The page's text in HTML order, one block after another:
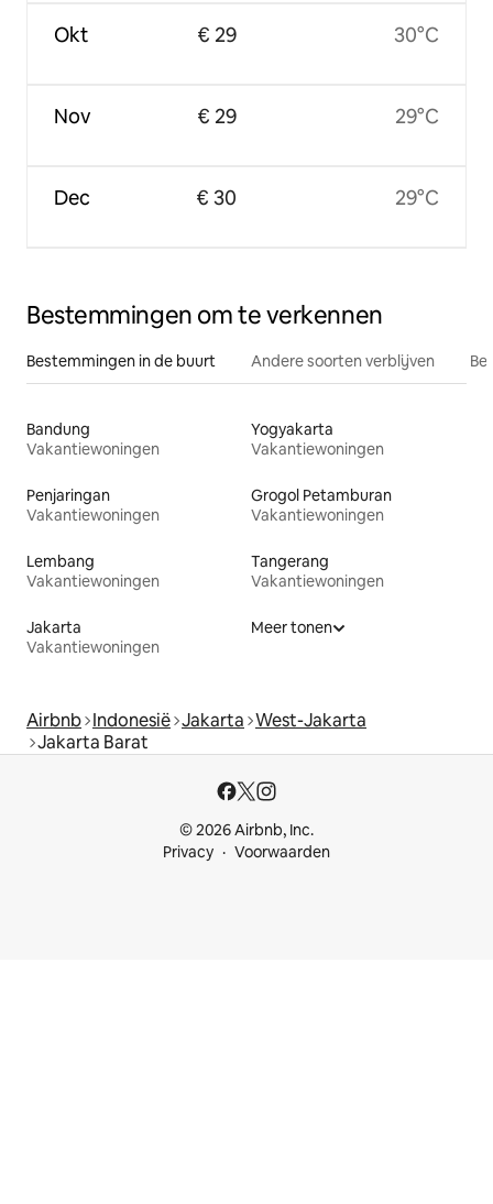
Okt
Nov
Dec
€ 29
€ 29
€ 30
30°C
29°C
29°C
Bestemmingen om te verkennen
Bestemmingen in de buurt Andere soorten verblijven
Bandung
Vakantiewoningen
Yogyakarta
Vakantiewoningen
Penjaringan
Vakantiewoningen
Grogol Petamburan
Vakantiewoningen
Lembang
Vakantiewoningen
Tangerang
Vakantiewoningen
Jakarta
Vakantiewoningen
Meer tonen
Airbnb Indonesië Jakarta West-Jakarta
Jakarta Barat
© 2026 Airbnb, Inc.
Privacy
Voorwaarden